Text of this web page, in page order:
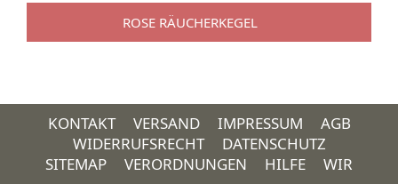
ROSE RÄUCHERKEGEL
KONTAKT VERSAND IMPRESSUM
AGB
WIDERRUFSRECHT
DATENSCHUTZ
SITEMAP
VERORDNUNGEN HILFE WIR